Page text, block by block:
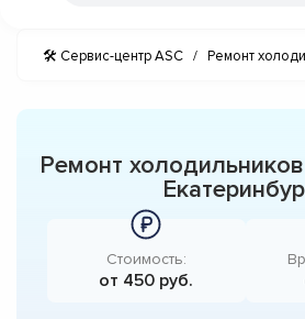
🛠 Сервис-центр ASC / Ремонт
Ремонт
Стоимость:
от 450 руб.